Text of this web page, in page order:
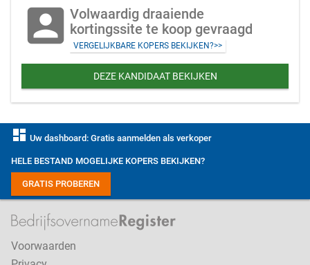
account_box Volwaardig draaiende
kortingssite te koop gevraagd
VERGELIJKBARE KOPERS BEKIJKEN?>>
DEZE KANDIDAAT BEKIJKEN
dashboard Uw dashboard: Gratis aanmelden als verkoper
HELE BESTAND MOGELIJKE KOPERS BEKIJKEN?
GRATIS PROBEREN
Voorwaarden